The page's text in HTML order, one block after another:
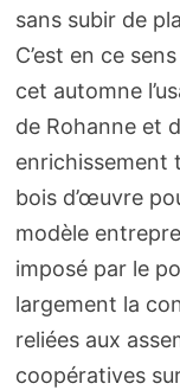
sans subir de
C’est en ce
cet automne
de Rohanne et
enrichissement
bois d’œuvre
modèle
imposé par le
largement la
reliées aux
coopératives